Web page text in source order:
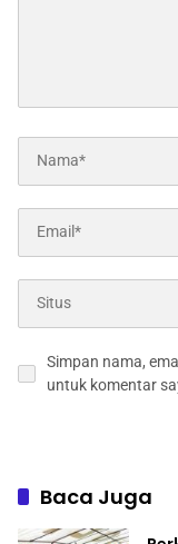
Simpan nama,
untuk komentar
Baca Juga